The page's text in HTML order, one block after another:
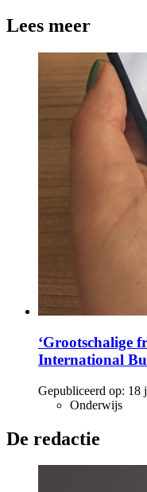
Lees meer
‘Grootschalige
International
Gepubliceerd op: 18
Onderwijs
De redactie